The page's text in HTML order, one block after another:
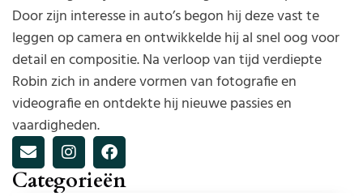
Door zijn interesse in auto’s begon hij deze vast te
leggen op camera en ontwikkelde hij al snel oog voor
detail en compositie. Na verloop van tijd verdiepte
Robin zich in andere vormen van fotografie en
videografie en ontdekte hij nieuwe passies en
vaardigheden.
Categorieën